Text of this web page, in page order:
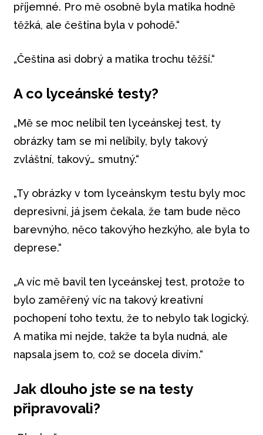
příjemné. Pro mě osobně byla matika hodně
těžká, ale čeština byla v pohodě.“
„Čeština asi dobrý a matika trochu těžší.“
A co lyceánské testy?
„Mě se moc nelíbil ten lyceánskej test, ty
obrázky tam se mi nelíbily, byly takový
zvláštní, takový… smutný.“
„Ty obrázky v tom lyceánskym testu byly moc
depresivní, já jsem čekala, že tam bude něco
barevnýho, něco takovýho hezkýho, ale byla to
deprese.“
„A víc mě bavil ten lyceánskej test, protože to
bylo zaměřený víc na takový kreativní
pochopení toho textu, že to nebylo tak logický.
A matika mi nejde, takže ta byla nudná, ale
napsala jsem to, což se docela divím.“
Jak dlouho jste se na testy
připravovali?